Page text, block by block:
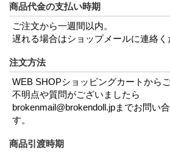
商品代金の支払い時期
ご注文から一週間以内。
遅れる場合はショップメールに連絡く
注文方法
WEB SHOPショッピングカートから
不明点や質問がございましたら
brokenmail@brokendoll.jpまでお問い
す。
商品引渡時期